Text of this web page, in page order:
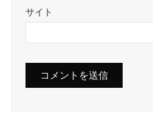
サイト